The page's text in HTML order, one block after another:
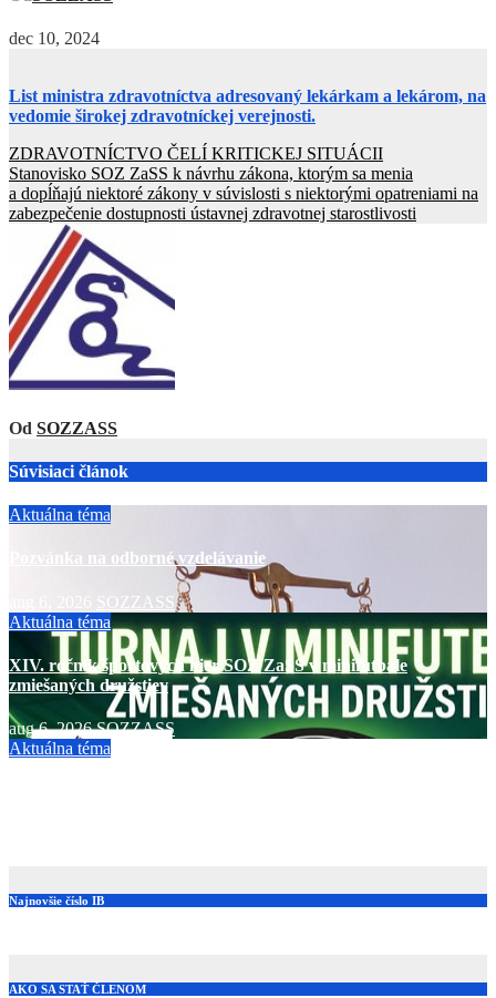
dec 10, 2024
List ministra zdravotníctva adresovaný lekárkam a lekárom, na
vedomie širokej zdravotníckej verejnosti.
Navigácia
v
článku
ZDRAVOTNÍCTVO ČELÍ KRITICKEJ SITUÁCII
Stanovisko SOZ ZaSS k návrhu zákona, ktorým sa menia
a dopĺňajú niektoré zákony v súvislosti s niektorými opatreniami na
zabezpečenie dostupnosti ústavnej zdravotnej starostlivosti
Od SOZZASS
Súvisiaci článok
Aktuálna téma
Pozvánka na odborné vzdelávanie
SOZZASS
Aktuálna téma
XIV. ročník športových hier SOZ ZaSS v minifutbale
zmiešaných družstiev
aug 6, 2026SOZZASS
Aktuálna téma
Najnovšie číslo IB
AKO SA STAŤ ČLENOM